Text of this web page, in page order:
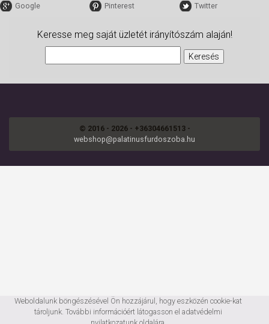
Google
Pinterest Twitter
Keresse meg saját üzletét irányítószám alaján!
© 2016 - 2026 - +36304661513 -
webshop@palatinusfurdoszoba.hu
Weboldalunk böngészésével Ön hozzájárul, hogy eszközén cookie-kat
tároljunk. További információért látogasson el adatvédelmi